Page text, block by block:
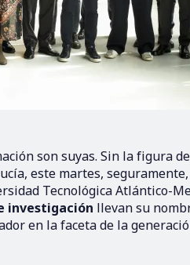
son suyas. Sin la figura
este martes,
Tecnológica Atlántico-
investigación llevan su
en la faceta de la